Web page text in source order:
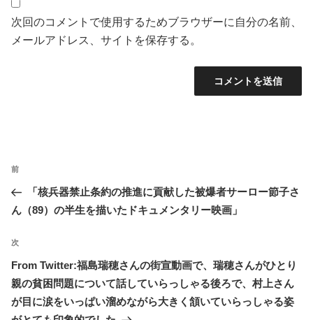
次回のコメントで使用するためブラウザーに自分の名前、
メールアドレス、サイトを保存する。
ナ
ビ
ゲ
ー
シ
ョ
前
の
投
前
「核兵器禁止条約の推進に貢献した被爆者サーロー節子さ
ん（89）の半生を描いたドキュメンタリー映画」
次
の
投
稿
次
From Twitter:福島瑞穂さんの街宣動画で、瑞穂さんがひとり
親の貧困問題について話していらっしゃる後ろで、村上さん
が目に涙をいっぱい溜めながら大きく頷いていらっしゃる姿